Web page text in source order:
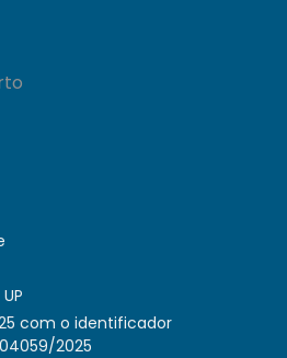
com o identificador
2025